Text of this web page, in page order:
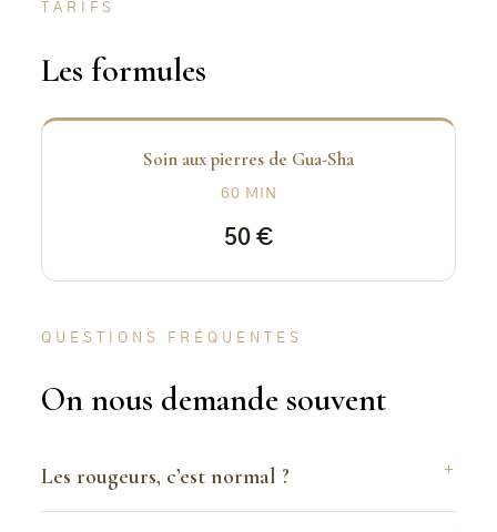
TARIFS
Les formules
Soin aux pierres de Gua-Sha
60 MIN
50 €
QUESTIONS FRÉQUENTES
On nous demande souvent
Les rougeurs, c’est normal ?